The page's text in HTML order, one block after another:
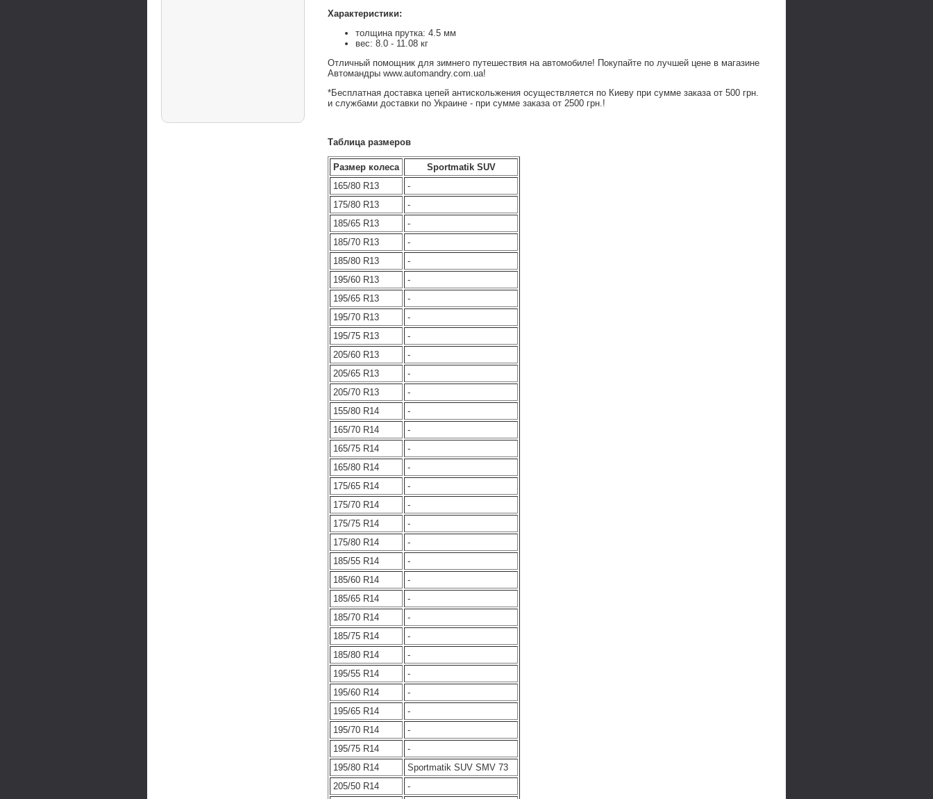
Характеристики:
толщина прутка: 4.5 мм
вес: 8.0 - 11.08 кг
Отличный помощник для зимнего путешествия на автомобиле! Покупайте по лучшей цене в магазине
Автомандры www.automandry.com.ua!
*Бесплатная доставка цепей антискольжения осуществляется по Киеву при сумме заказа от 500 грн.
и службами доставки по Украине - при сумме заказа от 2500 грн.!
Таблица размеров
Размер колеса
Sportmatik SUV
165/80 R13
-
175/80 R13
-
185/65 R13
-
185/70 R13
-
185/80 R13
-
195/60 R13
-
195/65 R13
-
195/70 R13
-
195/75 R13
-
205/60 R13
-
205/65 R13
-
205/70 R13
-
155/80 R14
-
165/70 R14
-
165/75 R14
-
165/80 R14
-
175/65 R14
-
175/70 R14
-
175/75 R14
-
175/80 R14
-
185/55 R14
-
185/60 R14
-
185/65 R14
-
185/70 R14
-
185/75 R14
-
185/80 R14
-
195/55 R14
-
195/60 R14
-
195/65 R14
-
195/70 R14
-
195/75 R14
-
195/80 R14
Sportmatik SUV SMV 73
205/50 R14
-